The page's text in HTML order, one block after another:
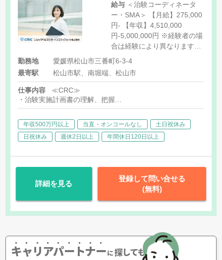
給与
ー・SMA＞ 【月給】275,000
円- 【年収】4,510,000
円-5,000,000円 ※経験者の場
合は経験により異なります。
※契約社員は年収の1/12を
月々の給与として支給しま
す。 ※残業代支給あり（1分
勤務地
愛媛県松山市三番町6-3-4
最寄駅
松山市駅、南堀端、松山市
仕事内容
≪CRC≫
・治験実施計画書の理解、把握
・治験担当医師の補助
・医療機関スタッフへの協力依頼・調整
・検査の同行、治験薬の服用や投薬スケジュールの確認
≪SMA≫
・社内や社外の関係者との交渉・相談
・院内スタッフとの調整支援
・治験実施の可能性を確認するための調査
・治験に関する事務的業務の全体支援 等
年収500万円以上 当直・オンコールなし
土日祝休み
日祝休み
週休2日以上 年間休日120日以上
詳細を見る
登録して問い合せる
(無料)
キャリアパートナーに探してもらう